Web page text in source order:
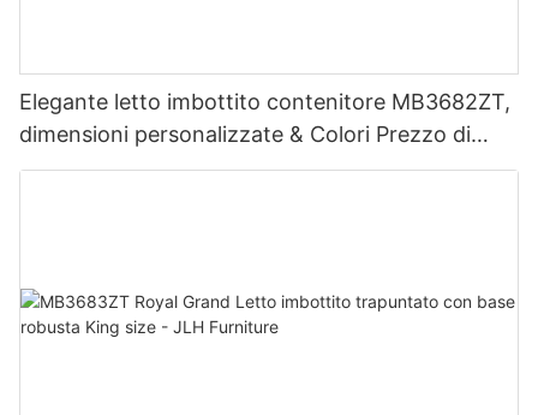
Elegante letto imbottito contenitore MB3682ZT,
dimensioni personalizzate & Colori Prezzo di
fabbrica - Mobili JLH